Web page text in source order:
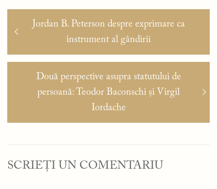
Navigare
în
Articolul
Jordan B. Peterson despre exprimare ca
instrument al gândirii
Articolul
următor:
Două perspective asupra statutului de
persoană: Teodor Baconschi și Virgil
Iordache
SCRIEȚI UN COMENTARIU